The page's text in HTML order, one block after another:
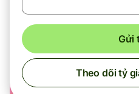
Gửi
Theo dõi tỷ